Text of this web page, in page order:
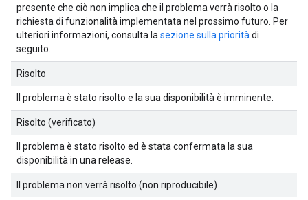
presente che ciò non implica che il problema verrà risolto o la
richiesta di funzionalità implementata nel prossimo futuro. Per
ulteriori informazioni, consulta la sezione sulla priorità di
seguito.
Risolto
Il problema è stato risolto e la sua disponibilità è imminente.
Risolto (verificato)
Il problema è stato risolto ed è stata confermata la sua
disponibilità in una release.
Il problema non verrà risolto (non riproducibile)